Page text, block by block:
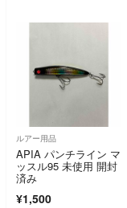
ルアー用品
APIA パンチライン マ
ッスル95 未使用 開封
済み
¥1,500